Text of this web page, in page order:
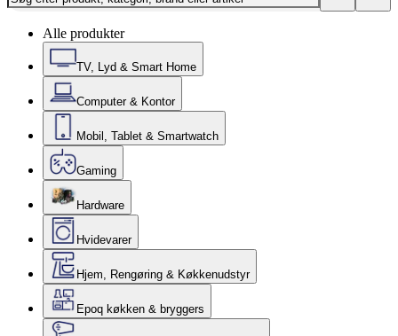
Alle produkter
TV, Lyd & Smart Home
Computer & Kontor
Mobil, Tablet & Smartwatch
Gaming
Hardware
Hvidevarer
Hjem, Rengøring & Køkkenudstyr
Epoq køkken & bryggers